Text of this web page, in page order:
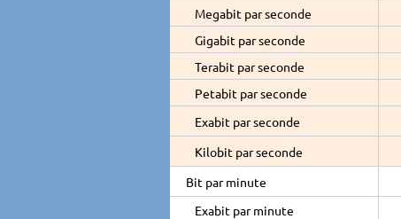
Megabit par seconde
Gigabit par seconde
Terabit par seconde
Petabit par seconde
Exabit par seconde
Kilobit par seconde
Bit par minute
Exabit par minute